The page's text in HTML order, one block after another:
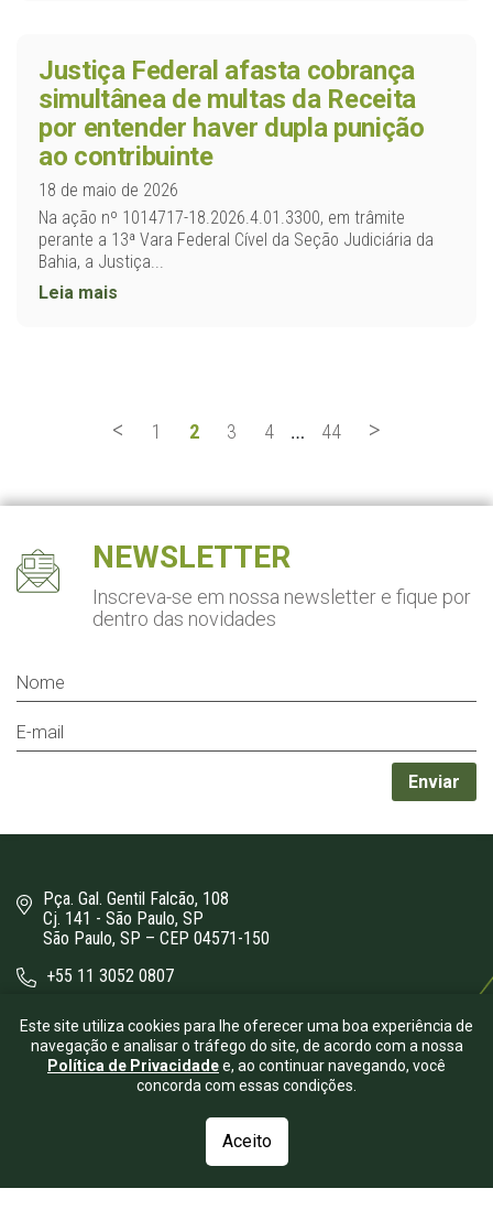
Justiça Federal afasta cobrança
simultânea de multas da Receita
por entender haver dupla punição
ao contribuinte
18 de maio de 2026
Na ação nº 1014717-18.2026.4.01.3300, em trâmite
perante a 13ª Vara Federal Cível da Seção Judiciária da
Bahia, a Justiça...
Leia mais
< 1 2 3 4 … 44 >
NEWSLETTER
Inscreva-se em nossa newsletter e fique por
dentro das novidades
Pça. Gal. Gentil Falcão, 108
Cj. 141 - São Paulo, SP
São Paulo, SP – CEP 04571-150
+55 11 3052 0807
Bergamini Advogados- Todos os direitos reservados.
| Desenvolvido por
Este site utiliza cookies para lhe oferecer uma boa experiência de
navegação e analisar o tráfego do site, de acordo com a nossa
Política de Privacidadee, ao continuar navegando, você
concorda com essas condições.
Aceito